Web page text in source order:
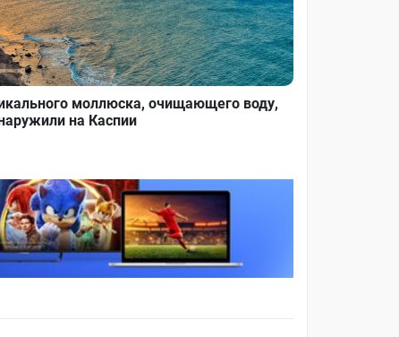
моллюска, очищающего воду,
на Каспии